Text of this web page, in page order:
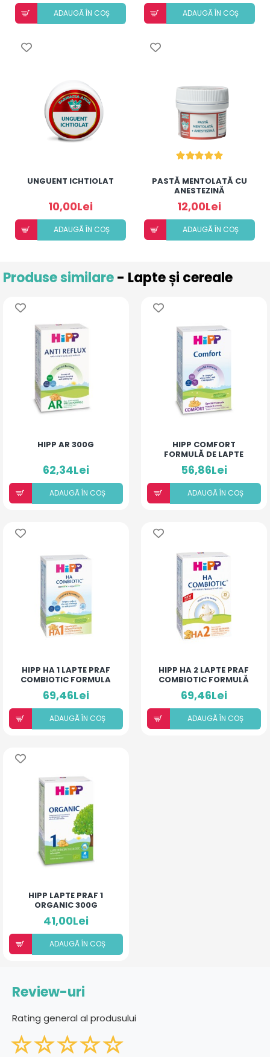
ADAUGÃ ÎN COȘ ADAUGÃ ÎN COȘ
UNGUENT ICHTIOLAT
10,00Lei
ADAUGÃ ÎN COȘ
PASTĂ MENTOLATĂ CU
ANESTEZINĂ
12,00Lei
ADAUGÃ ÎN COȘ
Produse similare- Lapte și cereale
HIPP AR 300G
62,34Lei
ADAUGÃ ÎN COȘ
HIPP COMFORT
FORMULĂ DE LAPTE
SPECIALĂ 300G
56,86Lei
ADAUGÃ ÎN COȘ
HIPP HA 1 LAPTE PRAF
COMBIOTIC FORMULA
NOUA* 350G
69,46Lei
ADAUGÃ ÎN COȘ
HIPP HA 2 LAPTE PRAF
COMBIOTIC FORMULĂ
NOUĂ* 350G
69,46Lei
ADAUGÃ ÎN COȘ
HIPP LAPTE PRAF 1
ORGANIC 300G
41,00Lei
ADAUGÃ ÎN COȘ
Review-uri
Rating general al produsului